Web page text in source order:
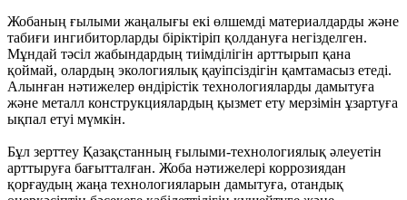
Жобаның ғылыми жаңалығы екі өлшемді материалдарды және
табиғи ингибиторларды біріктіріп қолдануға негізделген.
Мұндай тәсіл жабындардың тиімділігін арттырып қана
қоймай, олардың экологиялық қауіпсіздігін қамтамасыз етеді.
Алынған нәтижелер өндірістік технологияларды дамытуға
және металл конструкциялардың қызмет ету мерзімін ұзартуға
ықпал етуі мүмкін.
Бұл зерттеу Қазақстанның ғылыми-технологиялық әлеуетін
арттыруға бағытталған. Жоба нәтижелері коррозиядан
қорғаудың жаңа технологияларын дамытуға, отандық